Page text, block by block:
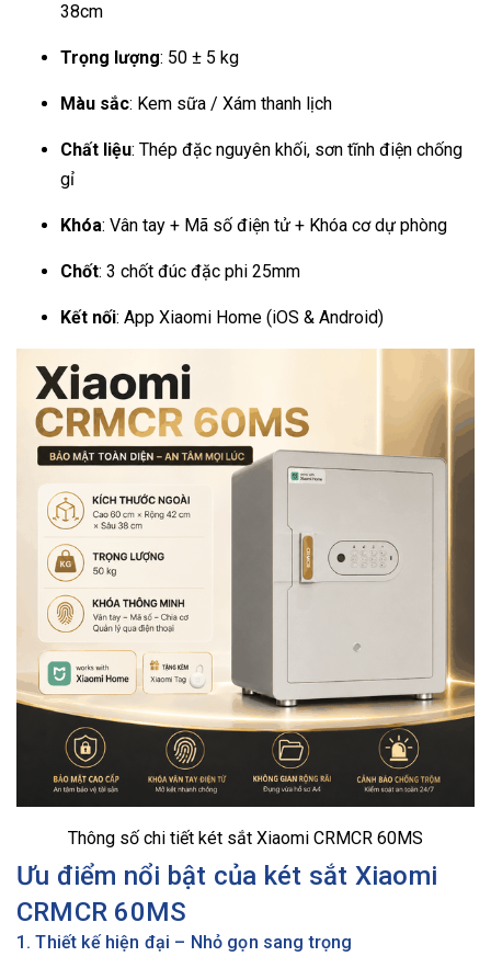
38cm
Trọng lượng: 50 ± 5 kg
Màu sắc: Kem sữa / Xám thanh lịch
Chất liệu: Thép đặc nguyên khối, sơn tĩnh điện chống
gỉ
Khóa: Vân tay + Mã số điện tử + Khóa cơ dự phòng
Chốt: 3 chốt đúc đặc phi 25mm
Kết nối: App Xiaomi Home (iOS & Android)
Thông số chi tiết két sắt Xiaomi CRMCR 60MS
Ưu điểm nổi bật của két sắt Xiaomi
CRMCR 60MS
1. Thiết kế hiện đại – Nhỏ gọn sang trọng